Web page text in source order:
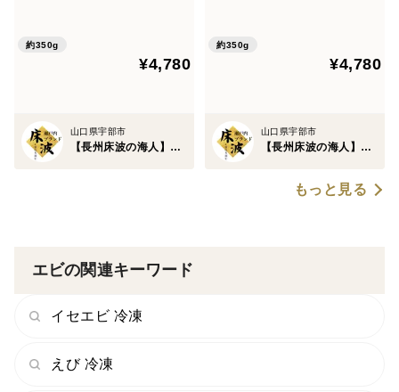
・血の回り方
・神経の位置
そのため、水揚げされた魚は状態を見極め、必要以上に
触らず、最短で、最適な処理を施します。
この“最初の包丁”が違うことで、
0月上中旬予約】
約350g
¥4,780
山口県宇部市
【長州床波の海人】瀬戸内ブランド
中下旬予約】
約350g
¥4,780
山口県宇部市
【長州床波の海人】瀬戸内ブランド
もっと見る
エビの関連キーワード
イセエビ 冷凍
えび 冷凍